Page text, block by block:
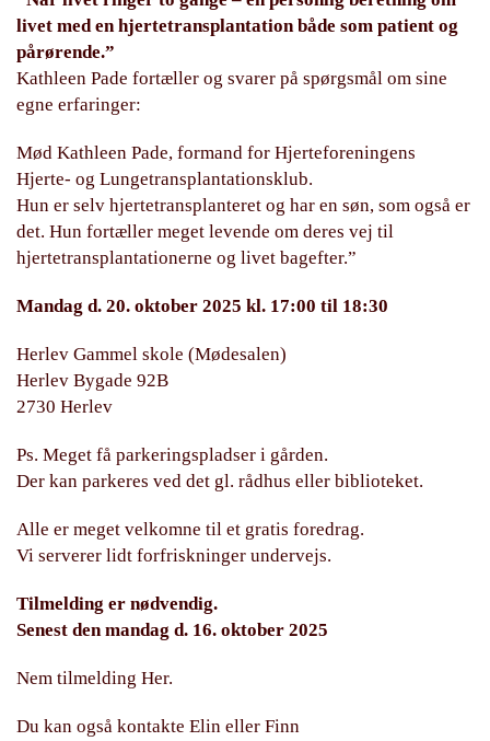
livet med en hjertetransplantation både som patient og
pårørende.”
Kathleen Pade fortæller og svarer på spørgsmål om sine
egne erfaringer:
Mød Kathleen Pade, formand for Hjerteforeningens
Hjerte- og Lungetransplantationsklub.
Hun er selv hjertetransplanteret og har en søn, som også er
det. Hun fortæller meget levende om deres vej til
hjertetransplantationerne og livet bagefter.”
Mandag d. 20. oktober 2025 kl. 17:00 til 18:30
Herlev Gammel skole (Mødesalen)
Herlev Bygade 92B
2730 Herlev
Ps. Meget få parkeringspladser i gården.
Der kan parkeres ved det gl. rådhus eller biblioteket.
Alle er meget velkomne til et gratis foredrag.
Vi serverer lidt forfriskninger undervejs.
Tilmelding er nødvendig.
Senest den mandag d. 16. oktober 2025
Nem tilmelding Her.
Du kan også kontakte Elin eller Finn